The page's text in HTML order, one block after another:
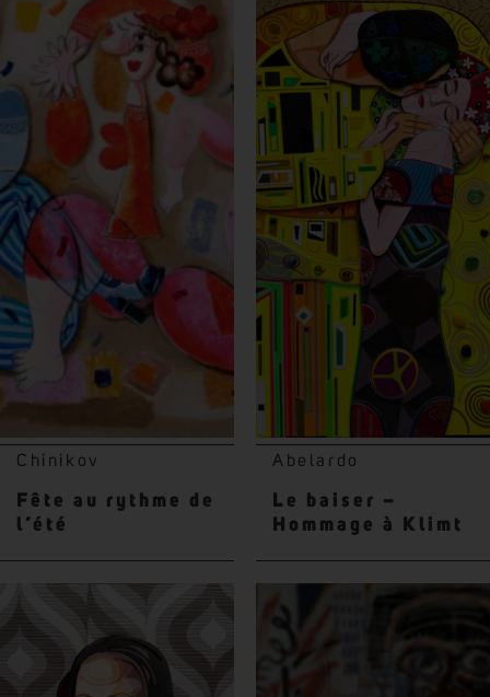
Chinikov
Fête au rythme de
l’été
Abelardo
Le baiser –
Hommage à Klimt